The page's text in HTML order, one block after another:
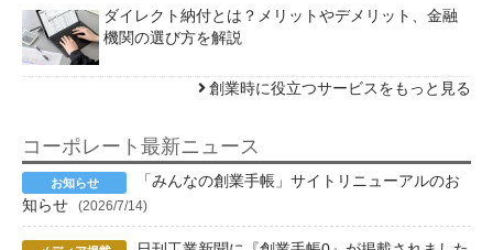
ダイレクト納付とは？メリットやデメリット、金融
機関の選び方を解説
創業時に役立つサービスをもっと見る
コーポレート最新ニュース
「みんなの創業手帳」サイトリニューアルのお
知らせ
(2026/7/14)